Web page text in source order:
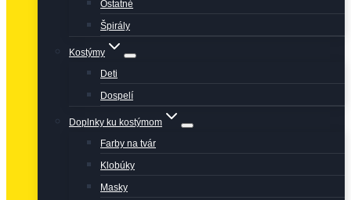
Ostatné
Špirály
Kostýmy
Deti
Dospelí
Doplnky ku kostýmom
Farby na tvár
Klobúky
Masky